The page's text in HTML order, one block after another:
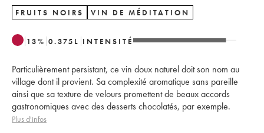
FRUITS NOIRS VIN DE MÉDITATION
13% 0.375 L INTENSITÉ
Particulièrement persistant, ce vin doux naturel doit son nom au
village dont il provient. Sa complexité aromatique sans pareille
ainsi que sa texture de velours promettent de beaux accords
gastronomiques avec des desserts chocolatés, par exemple.
Plus d'infos